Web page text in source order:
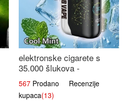
elektronske cigarete s
35.000 šlukova -
Osježavajući Mentol |
Čista i Svježa Okus
567 Prodano Recenzije
kupaca(13)